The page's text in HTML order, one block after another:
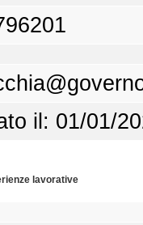
il: 01/01/
lavorative